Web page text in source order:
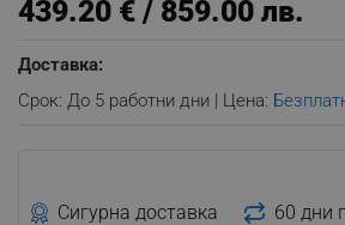
439.20 € / 859.00 лв.
Доставка:
Срок: До 5 работни дни | Цена:
Сигурна доставка
60 дни